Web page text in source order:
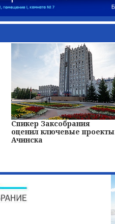
Спикер Заксобрания
оценил ключевые проекты
Ачинска